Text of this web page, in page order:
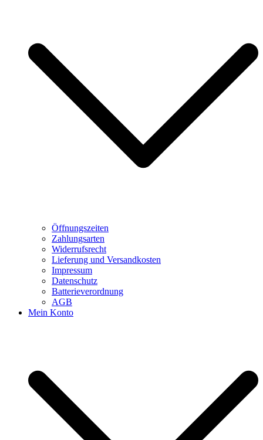
Öffnungszeiten
Zahlungsarten
Widerrufsrecht
Lieferung und Versandkosten
Impressum
Datenschutz
Batterieverordnung
AGB
Mein Konto